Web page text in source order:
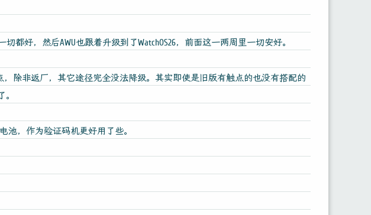
都好，然后AWU也跟着升级到了WatchOS26，前面这一两周里一切安好。
，除非返厂，其它途径完全没法降级。其实即使是旧版有触点的也没有搭配的
电池，作为验证码机更好用了些。